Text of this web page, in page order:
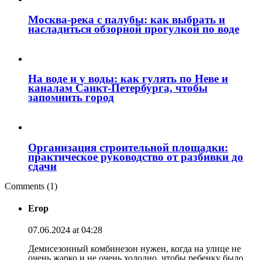
Москва‑река с палубы: как выбрать и
насладиться обзорной прогулкой по воде
На воде и у воды: как гулять по Неве и
каналам Санкт‑Петербурга, чтобы
запомнить город
Организация строительной площадки:
практическое руководство от разбивки до
сдачи
Comments (1)
Егор
07.06.2024 at 04:28
Демисезонный комбинезон нужен, когда на улице не
очень жарко и не очень холодно, чтобы ребенку было